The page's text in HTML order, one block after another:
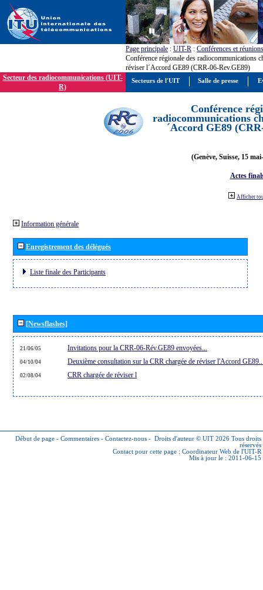
Page principale : UIT-R : Conférences et réunions
Conférence régionale des radiocommunications
réviser l´Accord GE89 (CRR-06-Rev.GE89)
Secteur des radiocommunications (UIT-
R)
Conférence
radiocommunications
´Accord GE89
(Genève, Suisse, 15
Actes
Afficher
Information générale
Enregistrement des délégués
Liste finale des Participants
[Newsflashes]
21/06/05 Invitations pour la CRR-06-Rév.GE89 envoyées...
04/10/04 Deuxième consultation sur la CRR chargée de réviser l'Accord
02/08/04 CRR chargée de réviser l
Début de page - Commentaires - Contactez-nous - Droits d'auteur © UIT 2026 Tous droits
réservés
Contact pour cette page : Coordinateur Web de l'UIT-R
Mis à jour le : 2011-06-15
Secteurs de l'UIT Salle de presse